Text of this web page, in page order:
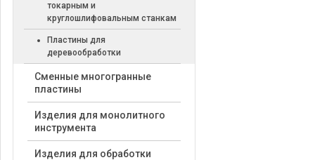
токарным и
круглошлифовальным станкам
Пластины для
деревообработки
Cменные многогранные
пластины
Изделия для монолитного
инструмента
Изделия для обработки